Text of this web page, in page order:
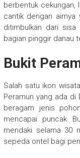
berbentuk cekungan,
cantik dengan airnya
ditimbulkan dari sisa
bagian pinggir danau
Bukit
Salah satu ikon
Peramun yang ada di
beragam jenis
mencapai puncak
mendaki selama 30
sepeda ontel bagi